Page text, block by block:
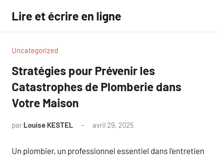
contenu
Lire et écrire en ligne
Uncategorized
Stratégies pour Prévenir les
Catastrophes de Plomberie dans
Votre Maison
par Louise KESTEL avril 29, 2025
Un plombier, un professionnel essentiel dans l’entretien